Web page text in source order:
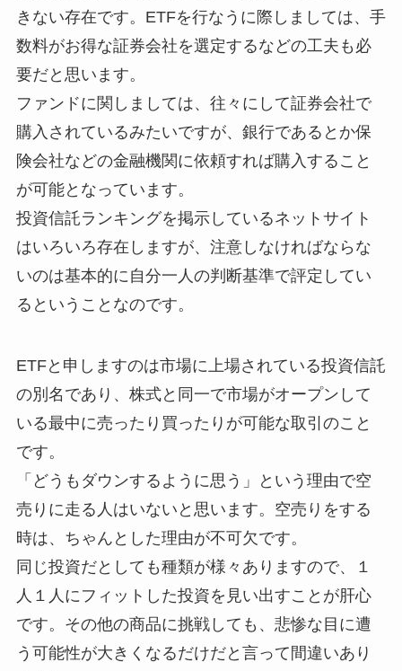
きない存在です。ETFを行なうに際しましては、手
数料がお得な証券会社を選定するなどの工夫も必
要だと思います。
ファンドに関しましては、往々にして証券会社で
購入されているみたいですが、銀行であるとか保
険会社などの金融機関に依頼すれば購入すること
が可能となっています。
投資信託ランキングを掲示しているネットサイト
はいろいろ存在しますが、注意しなければならな
いのは基本的に自分一人の判断基準で評定してい
るということなのです。
ETFと申しますのは市場に上場されている投資信託
の別名であり、株式と同一で市場がオープンして
いる最中に売ったり買ったりが可能な取引のこと
です。
「どうもダウンするように思う」という理由で空
売りに走る人はいないと思います。空売りをする
時は、ちゃんとした理由が不可欠です。
同じ投資だとしても種類が様々ありますので、１
人１人にフィットした投資を見い出すことが肝心
です。その他の商品に挑戦しても、悲惨な目に遭
う可能性が大きくなるだけだと言って間違いあり